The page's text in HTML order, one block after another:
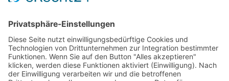
BDS-Centro Schorndorf
Über uns
Kontakt
Mitglied werden
Datenschutz